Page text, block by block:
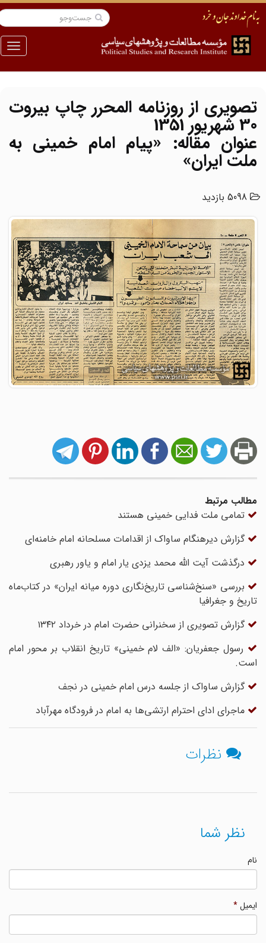
منو
تصویری از روزنامه المحرر چاپ بیروت
30 شهریور 1351
عنوان مقاله: «پیام امام خمینی به
ملت ایران»
5098 بازدید
مطالب مرتبط
تمامی ملت فدایی خمینی هستند
گزارش دیرهنگام ساواک از اقدامات مسلحانه امام خامنه‌ای
درگذشت آیت الله محمد یزدی یار امام و یاور رهبری
بررسی «سنخ‌شناسی تاریخ‌نگاری دوره میانه ایران» در کتاب‌ماه
تاریخ و جغرافیا
گزارش تصویری از سخنرانی حضرت امام در خرداد ۱۳۴۲
رسول جعفریان: «الف لام خمینی» تاریخ انقلاب بر محور امام
است.
گزارش ساواک از جلسه درس امام خمینی در نجف
ماجرای ادای احترام ارتشی‌ها به امام در فرودگاه مهرآباد
نظرات
نظر شما
ایمیل*